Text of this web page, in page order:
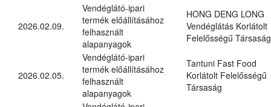
2026.02.09.
Vendéglátó-ipari
termék előállításához
felhasznált
alapanyagok
HONG DENG LONG
Vendéglátás Korlátolt
Felelősségű Társaság
2026.02.05.
Vendéglátó-ipari
termék előállításához
felhasznált
alapanyagok
Tantuni Fast Food
Korlátolt Felelősségű
Társaság